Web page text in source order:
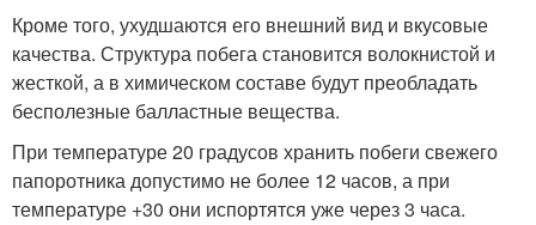
Кроме того, ухудшаются его внешний вид и вкусовые
качества. Структура побега становится волокнистой и
жесткой, а в химическом составе будут преобладать
бесполезные балластные вещества.
При температуре 20 градусов хранить побеги свежего
папоротника допустимо не более 12 часов, а при
температуре +30 они испортятся уже через 3 часа.